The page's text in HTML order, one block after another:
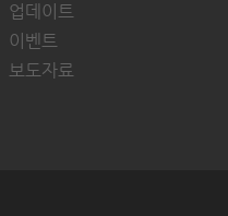
업데이트
이벤트
보도자료